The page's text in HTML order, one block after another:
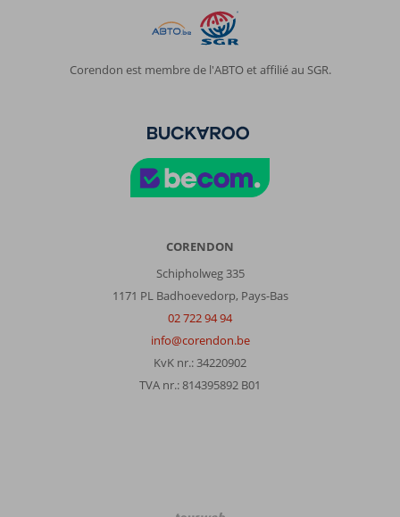
Corendon est membre de l'ABTO et affilié au SGR.
CORENDON
Schipholweg 335
1171 PL Badhoevedorp, Pays-Bas
02 722 94 94
info@corendon.be
KvK nr.: 34220902
TVA nr.: 814395892 B01